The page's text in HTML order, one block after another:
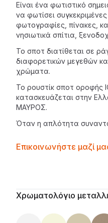
Είναι ένα φωτιστικό
να φωτίσει
φωτογραφίες, πίνακες,
νησιωτικά σπίτια,
Το σποτ διατίθεται σε
διαφορετικών μεγεθών
χρώματα.
Το ρουστίκ σποτ οροφής
κατασκευάζεται στην
ΜΑΥΡΟΣ.
Όταν η απλότητα
Contactprice
Επικοινωνήστε μαζί
Additional details
Χρωματολόγιο